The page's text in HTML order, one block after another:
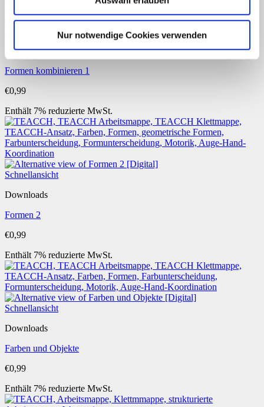
Nur notwendige Cookies verwenden
Schnellansicht
Downloads
Formen kombinieren 1
€0,99
Enthält 7% reduzierte MwSt.
Schnellansicht
Downloads
Formen 2
€0,99
Enthält 7% reduzierte MwSt.
Schnellansicht
Downloads
Farben und Objekte
€0,99
Enthält 7% reduzierte MwSt.